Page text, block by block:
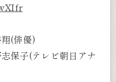
(俳優)
保子(テレビ朝日アナ